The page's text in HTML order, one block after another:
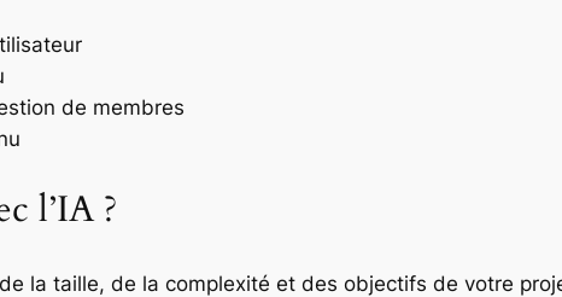
de membres
l’IA ?
la taille, de la complexité et des objectifs de votre